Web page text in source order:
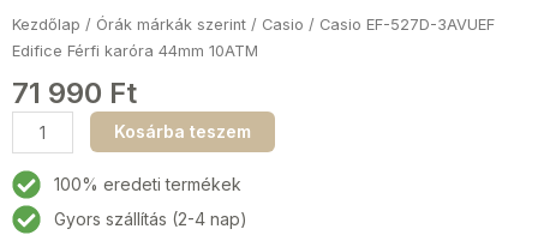
Kezdőlap / Órák márkák szerint / Casio / Casio EF-527D-3AVUEF
Edifice Férfi karóra 44mm 10ATM
71 990 Ft
Casio
EF-
527D-
3AVUEF
Edifice
Kosárba teszem
100% eredeti termékek
Gyors szállítás (2-4 nap)